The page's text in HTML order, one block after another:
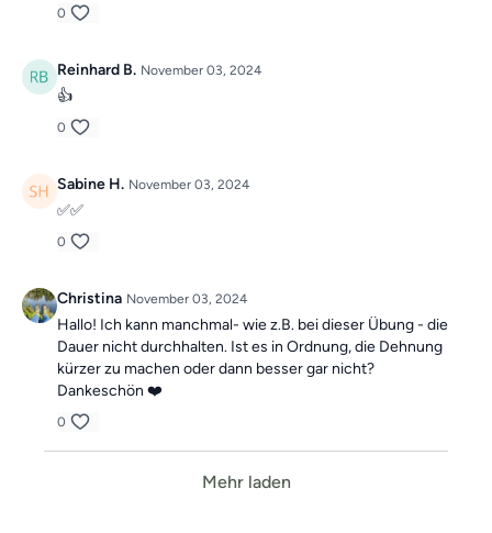
0
Reinhard B. November 03, 2024
👍
0
Sabine H. November 03, 2024
✅✅
0
Christina November 03, 2024
Hallo! Ich kann manchmal- wie z.B. bei dieser Übung - die
Dauer nicht durchhalten. Ist es in Ordnung, die Dehnung
kürzer zu machen oder dann besser gar nicht?
Dankeschön ❤️
0
Mehr laden